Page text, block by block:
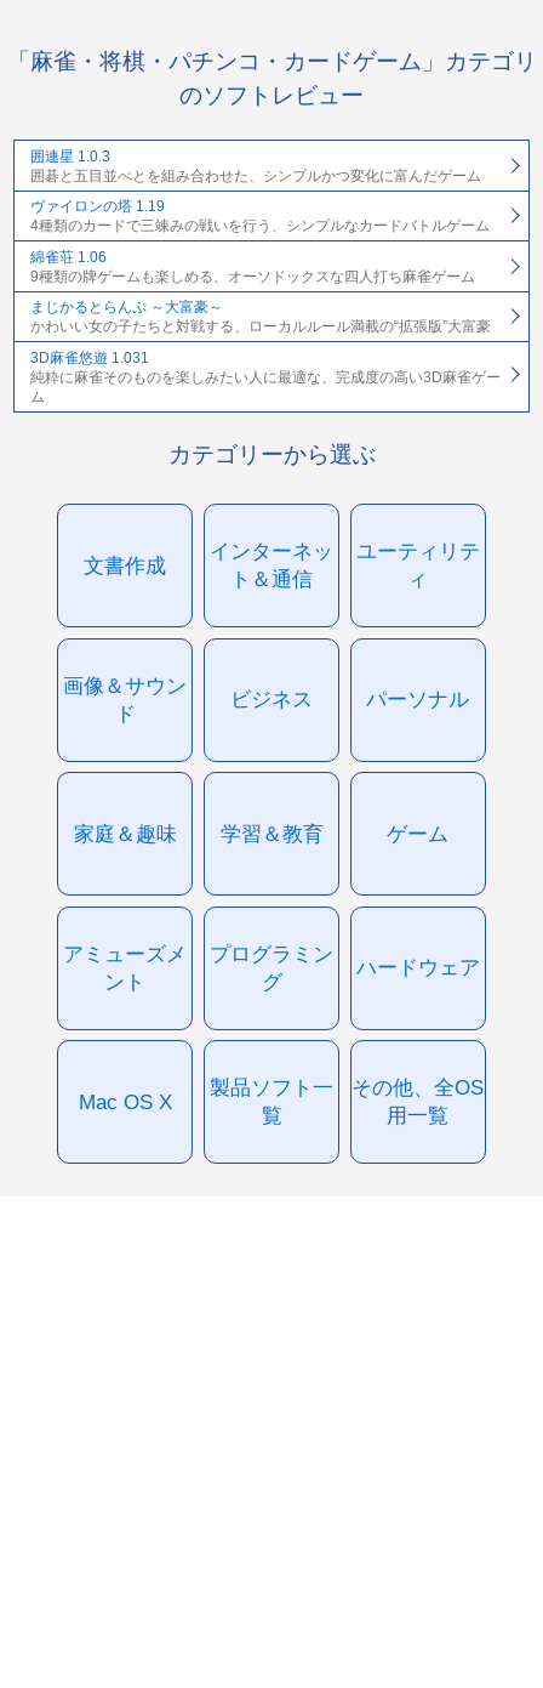
「麻雀・将棋・パチンコ・カードゲーム」カテゴリ
のソフトレビュー
囲連星 1.0.3
囲碁と五目並べとを組み合わせた、シンプルかつ変化に富んだゲーム
ヴァイロンの塔 1.19
4種類のカードで三竦みの戦いを行う、シンプルなカードバトルゲーム
綿雀荘 1.06
9種類の牌ゲームも楽しめる、オーソドックスな四人打ち麻雀ゲーム
まじかるとらんぷ ～大富豪～
かわいい女の子たちと対戦する、ローカルルール満載の“拡張版”大富豪
3D麻雀悠遊 1.031
純粋に麻雀そのものを楽しみたい人に最適な、完成度の高い3D麻雀ゲー
ム
カテゴリーから選ぶ
文書作成
インターネッ
ト＆通信
ユーティリテ
ィ
画像＆サウン
ド
ビジネス パーソナル
家庭＆趣味 学習＆教育 ゲーム
アミューズメ
ント
プログラミン
グ
ハードウェア
Mac OS X
製品ソフト一
覧
その他、全OS
用一覧